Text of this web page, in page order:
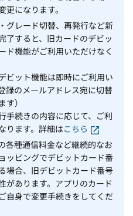
になります。
グレード切替、再発行など新
了すると、旧カードのデビッ
ド機能がご利用いただけなく
ビット機能は即時にご利用い
録のメールアドレス宛に切替
）
手続きの内容に応じて、ご利
ります。詳細はこちら
各種通信料金など継続的なお
ッピングでデビットカード番
場合、旧デビットカード番号
があります。アプリのカード
自身で変更手続きをしてくだ